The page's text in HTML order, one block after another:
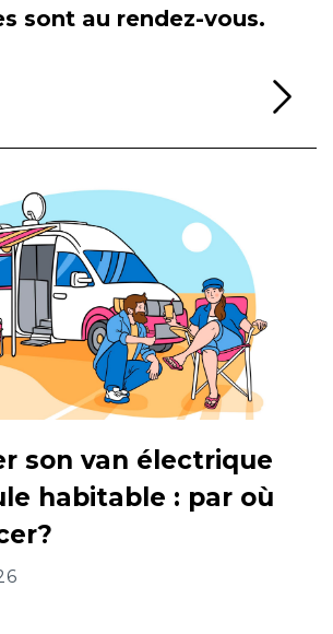
sont au rendez-vous.
son van électrique
habitable : par où